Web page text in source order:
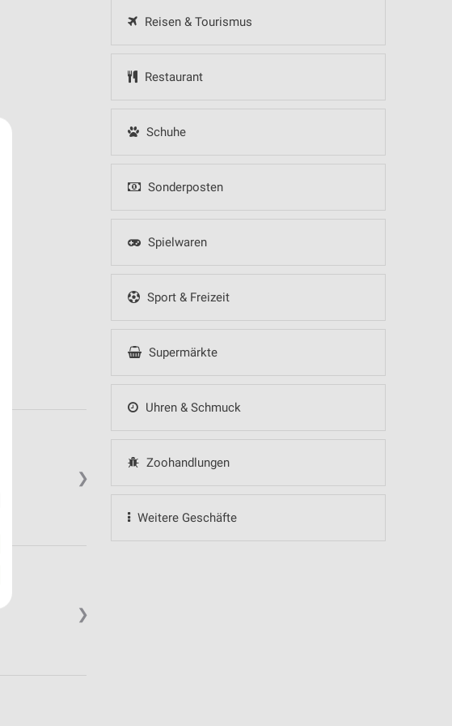
Reisen & Tourismus
Restaurant
Schuhe
Sonderposten
Spielwaren
Sport & Freizeit
Supermärkte
Uhren & Schmuck
Zoohandlungen
Weitere Geschäfte
❯
❯